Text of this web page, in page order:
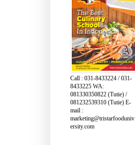
Call : 031-8433224 / 031-
8433225 WA:
081330350822 (Tutie) /
081232539310 (Tutie) E-
mail :
marketing@tristarfooduniv
ersity.com